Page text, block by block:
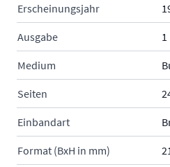
Erscheinungsjahr
Ausgabe 1
Medium
Seiten
Einbandart
Format (BxH in mm)